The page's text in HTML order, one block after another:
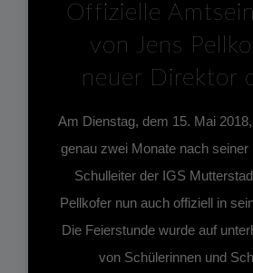
Offizielle
von Jens
neuer Direktor
Am Dienstag, dem 15. Mai
genau zwei Monate nach seiner
Schulleiter der IGS
Pellkofer nun auch offiziell in
Die Feierstunde wurde auf
von Schülerinnen und